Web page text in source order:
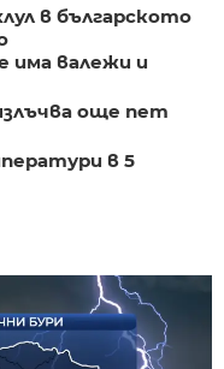
в българското
има валежи и
още пет
в 5